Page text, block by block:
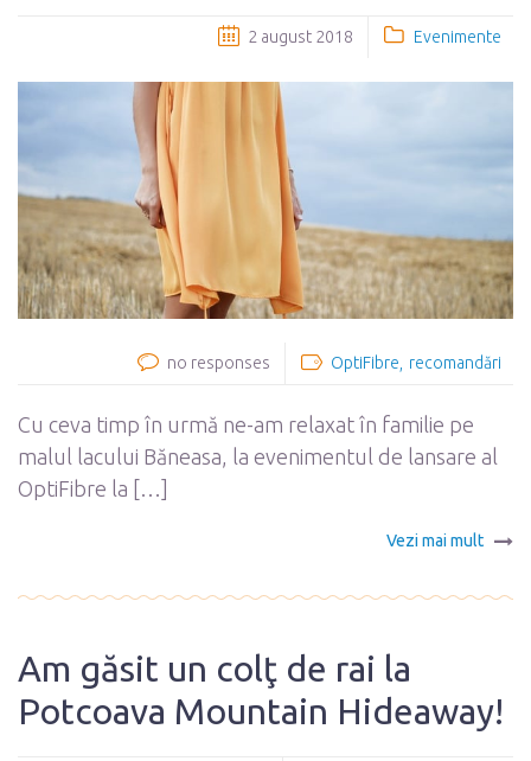
2 august 2018 Evenimente
no responses OptiFibre recomandări
Cu ceva timp în urmă ne-am relaxat în familie pe
malul lacului Băneasa, la evenimentul de lansare al
OptiFibre la […]
Vezi mai mult
Am găsit un colţ de rai la
Potcoava Mountain Hideaway!